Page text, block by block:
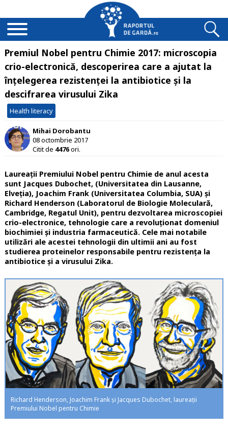
Premiul Nobel pentru Chimie 2017: microscopia
crio-electronică, descoperirea care a ajutat la
înțelegerea rezistenței la antibiotice și la
descifrarea virusului Zika
Health literacy
Mihai Dorobantu
08 octombrie 2017
Citit de 4476ori.
Laureații Premiului Nobel pentru Chimie de anul acesta
sunt Jacques Dubochet, (Universitatea din Lausanne,
Elveția), Joachim Frank (Universitatea Columbia, SUA) și
Richard Henderson (Laboratorul de Biologie Moleculară,
Cambridge, Regatul Unit), pentru dezvoltarea microscopiei
crio-electronice, tehnologie care a revoluționat domeniul
biochimiei și industria farmaceutică. Cele mai notabile
utilizări ale acestei tehnologii din ultimii ani au fost
studierea proteinelor responsabile pentru rezistența la
antibiotice și a virusului Zika.
Richard Henderson, Joachim Frank și Jacques Dubochet, laureații
Premiului Nobel pentru Chimie